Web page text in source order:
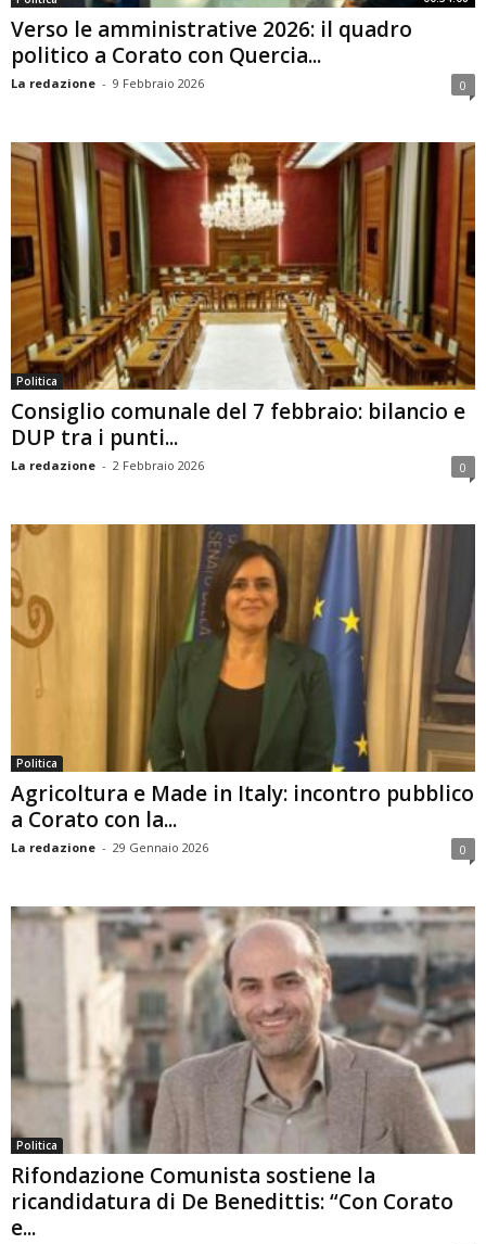
Verso le amministrative 2026: il quadro
politico a Corato con Quercia...
La redazione - 9 Febbraio 2026 0
Politica
Consiglio comunale del 7 febbraio: bilancio e
DUP tra i punti...
La redazione - 2 Febbraio 2026 0
Politica
Agricoltura e Made in Italy: incontro pubblico
a Corato con la...
La redazione - 29 Gennaio 2026 0
Politica
Rifondazione Comunista sostiene la
ricandidatura di De Benedittis: “Con Corato
e...